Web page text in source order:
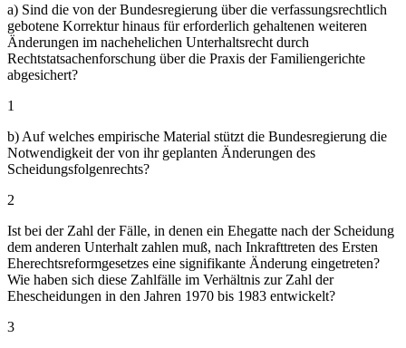
a) Sind die von der Bundesregierung über die verfassungsrechtlich
gebotene Korrektur hinaus für erforderlich gehaltenen weiteren
Änderungen im nachehelichen Unterhaltsrecht durch
Rechtstatsachenforschung über die Praxis der Familiengerichte
abgesichert?
1
b) Auf welches empirische Material stützt die Bundesregierung die
Notwendigkeit der von ihr geplanten Änderungen des
Scheidungsfolgenrechts?
2
Ist bei der Zahl der Fälle, in denen ein Ehegatte nach der Scheidung
dem anderen Unterhalt zahlen muß, nach Inkrafttreten des Ersten
Eherechtsreformgesetzes eine signifikante Änderung eingetreten?
Wie haben sich diese Zahlfälle im Verhältnis zur Zahl der
Ehescheidungen in den Jahren 1970 bis 1983 entwickelt?
3